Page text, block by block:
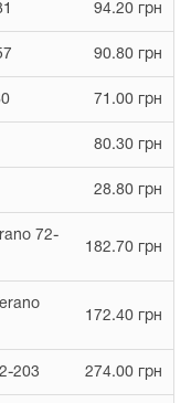
94.20 грн
90.80 грн
71.00 грн
80.30 грн
28.80 грн
72-
182.70 грн
172.40 грн
203 274.00 грн